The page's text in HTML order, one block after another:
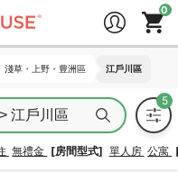
淺草・上野・豊洲區 江戶川區
东京都 > 淺草・上野・豊洲區 > 江戶川區
無禮金 [房間型式] 單人房 公寓
淺草・上野・豊洲區 江戶川區